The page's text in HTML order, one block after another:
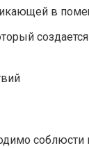
в
соблюсти